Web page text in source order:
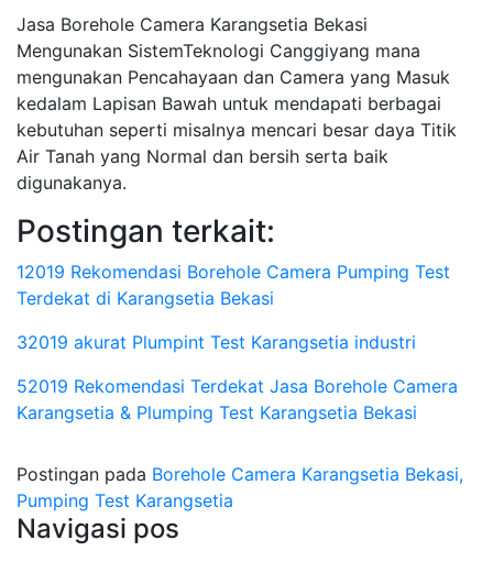
Jasa Borehole Camera Karangsetia Bekasi
Mengunakan SistemTeknologi Canggiyang mana
mengunakan Pencahayaan dan Camera yang Masuk
kedalam Lapisan Bawah untuk mendapati berbagai
kebutuhan seperti misalnya mencari besar daya Titik
Air Tanah yang Normal dan bersih serta baik
digunakanya.
Postingan terkait:
12019 Rekomendasi Borehole Camera Pumping Test
Terdekat di Karangsetia Bekasi
32019 akurat Plumpint Test Karangsetia industri
52019 Rekomendasi Terdekat Jasa Borehole Camera
Karangsetia & Plumping Test Karangsetia Bekasi
Postingan pada Borehole Camera Karangsetia Bekasi,
Pumping Test Karangsetia
Navigasi pos